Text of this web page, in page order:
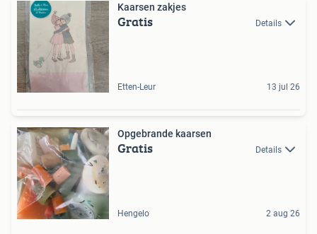
Kaarsen zakjes
Gratis Details
Etten-Leur 13 jul 26
Opgebrande kaarsen
Gratis Details
Hengelo 2 aug 26